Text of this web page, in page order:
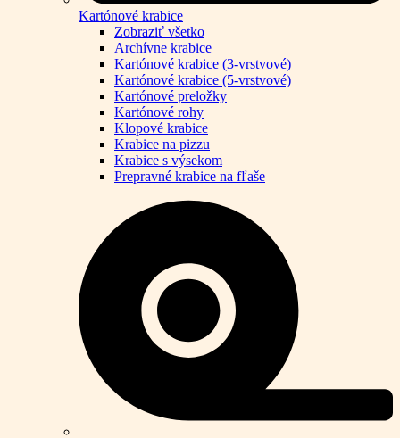
Kartónové krabice
Zobraziť všetko
Archívne krabice
Kartónové krabice (3-vrstvové)
Kartónové krabice (5-vrstvové)
Kartónové preložky
Kartónové rohy
Klopové krabice
Krabice na pizzu
Krabice s výsekom
Prepravné krabice na fľaše